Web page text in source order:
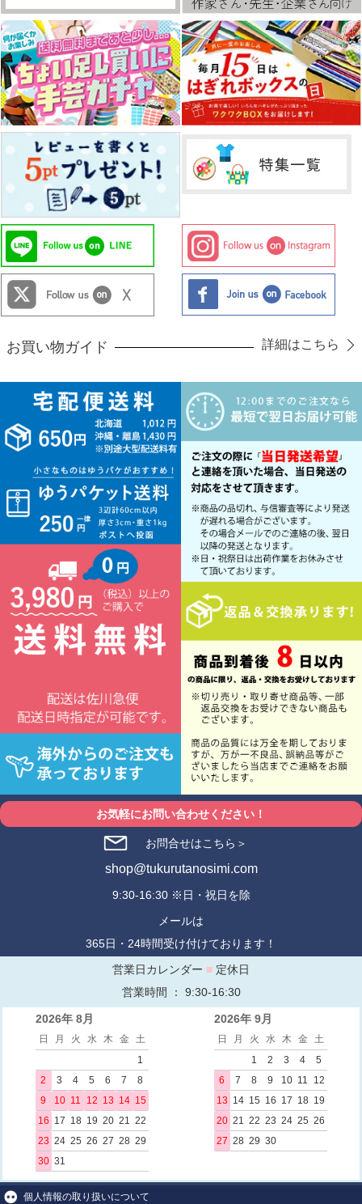
お買い物ガイド 詳細はこちら
お気軽にお問い合わせください！
お問合せはこちら＞
shop@tukurutanosimi.com
9:30-16:30 ※日・祝日を除
メールは
365日・24時間受け付けております！
営業日カレンダー ■ 定休日
営業時間 ： 9:30-16:30
2026年 8月
日 月 火 水 木 金
土
1
2
3 4 5 6 7
8
9
10 11 12 13 14 15
16 17 18 19 20 21
22
23 24 25 26 27 28 29
30 31
2026年 9月
日 月 火 水 木 金
土
1
2 3 4
5
6
7 8 9 10 11
12
13 14 15 16 17 18 19
20 21 22 23 24 25 26
27 28 29 30
個人情報の取り扱いについて